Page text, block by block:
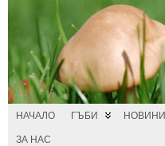
НАЧАЛО ГЪБИ НОВИНИ
ЗА НАС